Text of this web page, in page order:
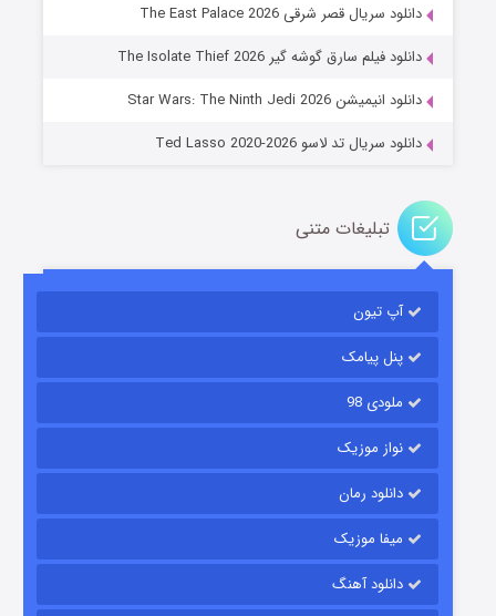
جادوگری در مغولستان
قسمت۱۴ (زیرنویس) منتشر شد
دانلود سریال قصر شرقی The East Palace 2026
دانلود فیلم سارق گوشه گیر The Isolate Thief 2026
دانلود انیمیشن Star Wars: The Ninth Jedi 2026
دانلود سریال تد لاسو Ted Lasso 2020-2026
تبلیغات متنی
آپ تیون
پنل پیامک
ملودی 98
نواز موزیک
دانلود رمان
میفا موزیک
دانلود آهنگ